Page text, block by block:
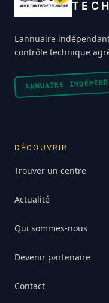
L'annuaire
contrôle technique
ANNUAIRE
DÉCOUVRIR
Trouver un centre
Actualité
Qui sommes-nous
Devenir partenaire
Contact